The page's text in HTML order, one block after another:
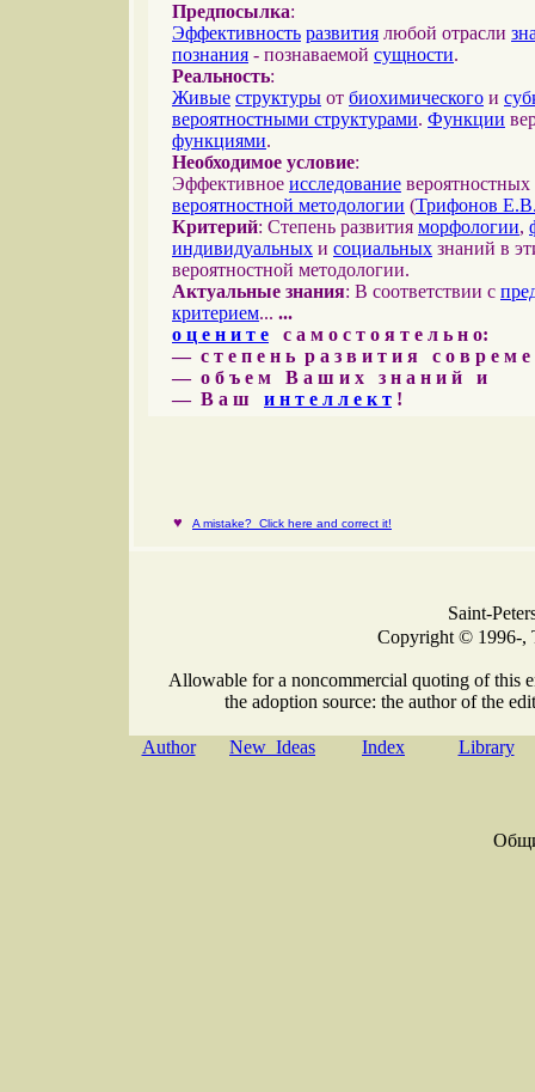
Предпосылка:
Эффективность развития любой отрасли
познания - познаваемой сущности.
Реальность:
Живые структуры от биохимического и
вероятностными структурами. Функции
функциями.
Необходимое условие:
Эффективное исследование
вероятностной методологии (Трифонов
Критерий: Степень развития морфологии,
индивидуальных и социальных знаний в
вероятностной методологии.
Актуальные знания: В соответствии с
критерием... ...
о ц е н и т е с а м о с т о я т е л ь н о:
— с т е п е н ь р а з в и т и я с о в р е м
— о б ъ е м В а ш и х з н а н и й и
— В а ш и н т е л л е к т !
♥ A mistake? Click here and correct it!
Saint-
Copyright © 1996-,
Allowable for a noncommercial quoting of this
the adoption source: the author of the
Author New Ideas Index Library